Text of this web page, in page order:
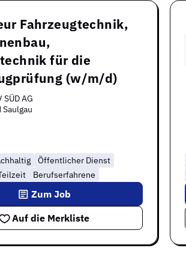
Fahrzeugtechnik,
für die
(w/m/d)
SÜD AG
Saulgau
Öffentlicher Dienst
Berufserfahrene
Auf die Merkliste
Zum Job